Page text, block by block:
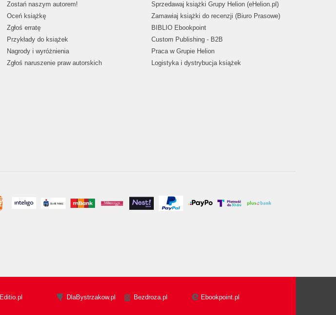
Zostań naszym autorem!
Oceń książkę
Zgłoś erratę
Przykłady do książek
Nagrody i wyróżnienia
Zgłoś naruszenie praw autorskich
Sprzedawaj książki Grupy Helion (eHelion.pl)
Zamawiaj książki do recenzji (Biuro Prasowe)
BIBLIO Ebookpoint
Custom Publishing - B2B
Praca w Grupie Helion
Logistyka i dystrybucja książek
Editio.pl DlaBystrzakow.pl Bezdroza.pl Ebookpoint.pl